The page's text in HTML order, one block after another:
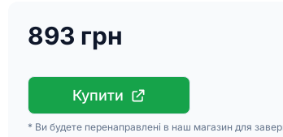
893 грн
Купити
* Ви будете перенаправлені в наш магазин для